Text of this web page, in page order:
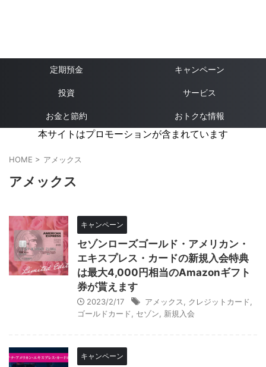
定期預金 キャンペーン
投資 サービス
お金と節約 おトクな情報
本サイトはプロモーションが含まれています
HOME > アメックス
アメックス
キャンペーン
セゾンローズゴールド・アメリカン・
エキスプレス・カードの新規入会特典
は最大4,000円相当のAmazonギフト
券が貰えます
2023/2/17 アメックス クレジットカード
ゴールドカード
セゾン 新規入会
キャンペーン